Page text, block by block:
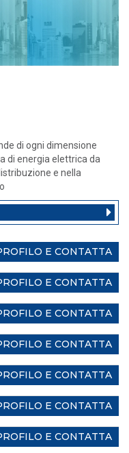
di ogni dimensione
di energia elettrica da
e nella
E CONTATTA
E CONTATTA
E CONTATTA
E CONTATTA
E CONTATTA
E CONTATTA
E CONTATTA